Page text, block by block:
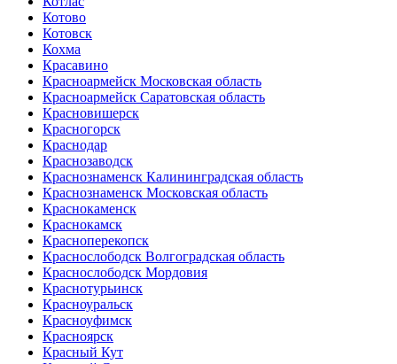
Котово
Котовск
Кохма
Красавино
Красноармейск Московская область
Красноармейск Саратовская область
Красновишерск
Красногорск
Краснодар
Краснозаводск
Краснознаменск Калининградская область
Краснознаменск Московская область
Краснокаменск
Краснокамск
Красноперекопск
Краснослободск Волгоградская область
Краснослободск Мордовия
Краснотурьинск
Красноуральск
Красноуфимск
Красноярск
Красный Кут